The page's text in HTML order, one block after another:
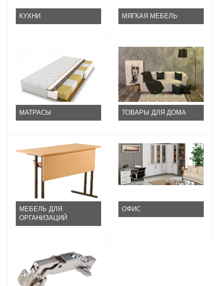
КУХНИ МЯГКАЯ МЕБЕЛЬ
МАТРАСЫ ТОВАРЫ ДЛЯ ДОМА
МЕБЕЛЬ ДЛЯ
ОРГАНИЗАЦИЙ
ОФИС